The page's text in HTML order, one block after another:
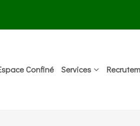
Confiné Services